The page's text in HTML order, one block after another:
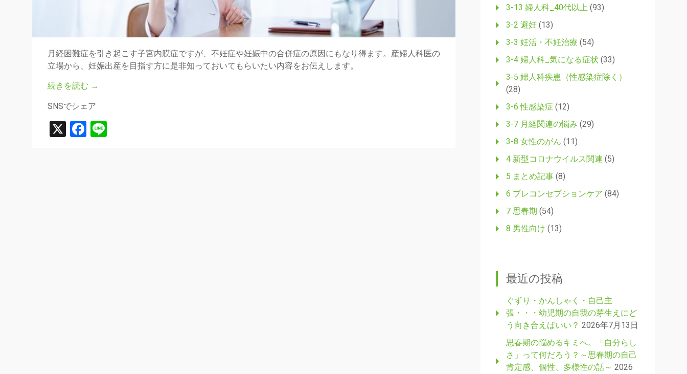
月経困難症を引き起こす子宮内膜症ですが、不妊症や妊娠中の合併症の原因にもなり得ます。産婦人科医の
立場から、妊娠出産を目指す方に是非知っておいてもらいたい内容をお伝えします。
続きを読む →
SNSでシェア
X Facebook
3-13 婦人科_40代以上 (93)
3-2 避妊(13)
3-3 妊活・不妊治療 (54)
3-4 婦人科_気になる症状 (33)
3-5 婦人科疾患（性感染症除く）
(28)
3-6 性感染症 (12)
3-7 月経関連の悩み (29)
3-8 女性のがん (11)
4 新型コロナウイルス関連 (5)
5 まとめ記事(8)
6 プレコンセプションケア (84)
7 思春期 (54)
8 男性向け (13)
最近の投稿
ぐずり・かんしゃく・自己主
張・・・幼児期の自我の芽生えにど
う向き合えばいい？ 2026年7月13日
思春期の悩めるキミへ。「自分らし
さ」って何だろう？～思春期の自己
肯定感、個性、多様性の話～ 2026